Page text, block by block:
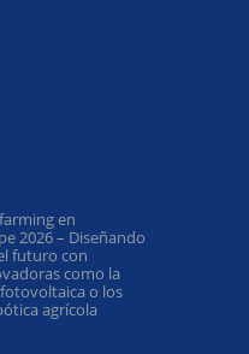
en
2026 – Diseñando
futuro con
como la
o los
agrícola